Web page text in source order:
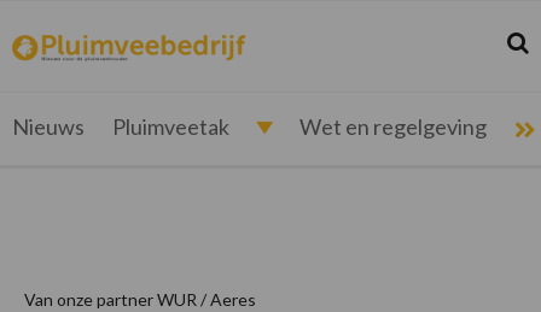
de
hoofdnavigatie
de
hoofd
de
eerste
de
voettekst
pluimveebedrijf.nl
Nieuws
pluimveehouder
Nieuws Pluimveetak Wet en regelgeving
Van onze partner WUR / Aeres